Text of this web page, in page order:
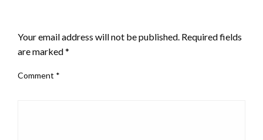
Your email address will not be published. Required fields
are marked*
Comment *